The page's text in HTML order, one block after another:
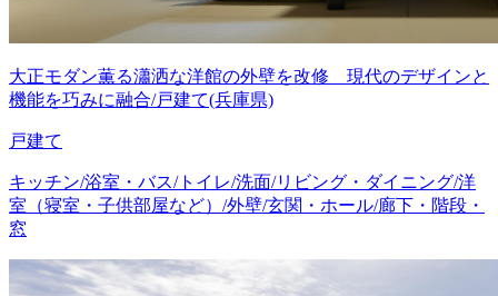
大正モダン薫る瀟洒な洋館の外壁を改修 現代のデザインと
機能を巧みに融合/戸建て(兵庫県)
戸建て
キッチン/浴室・バス/トイレ/洗面/リビング・ダイニング/洋
室（寝室・子供部屋など）/外壁/玄関・ホール/廊下・階段・
窓